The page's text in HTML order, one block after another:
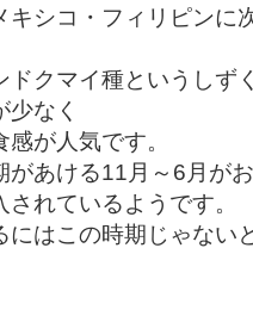
キシコ・フィリピンに
ドクマイ種というしず
なく
が人気です。
があける11月～6月が
れているようです。
にはこの時期じゃない